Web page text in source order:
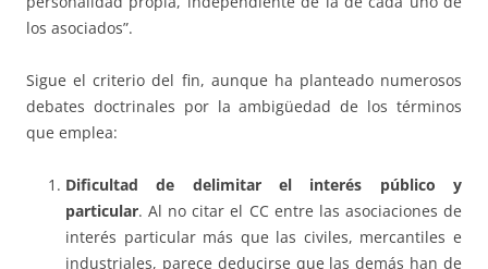
los asociados”.
Sigue el criterio del fin, aunque ha planteado numerosos
debates doctrinales por la ambigüedad de los términos
que emplea:
Dificultad de delimitar el interés público y
particular. Al no citar el CC entre las asociaciones de
interés particular más que las civiles, mercantiles e
industriales, parece deducirse que las demás han de